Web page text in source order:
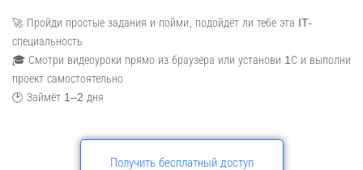
🚀 Пройди простые задания и пойми, подойдёт ли тебе эта IT-
специальность
🎓 Смотри видеоуроки прямо из браузера или установи 1С и выполни
проект самостоятельно
🕑 Займёт 1–2 дня
Получить бесплатный доступ